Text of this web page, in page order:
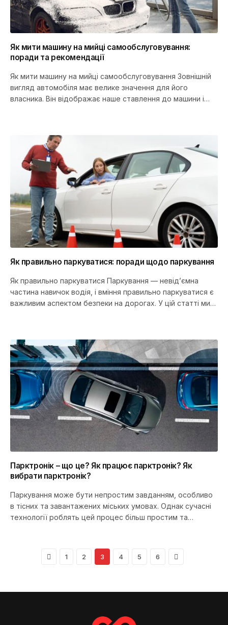
Як мити машину на мийці самообслуговування:
поради та рекомендації
Як мити машину на мийці самообслуговування Зовнішній
вигляд автомобіля має велике значення для його
власника. Він відображає наше ставлення до машини і
Як правильно паркуватися: поради щодо паркування
Як правильно паркуватися Паркування — невід’ємна
частина навичок водія, і вміння правильно паркуватися є
важливим аспектом безпеки на дорогах. У цій статті ми
Парктронік – що це? Як працює парктронік? Як
вибрати парктронік?
Паркування може бути непростим завданням, особливо
в тісних та завантажених міських умовах. Однак сучасні
технології роблять цей процес більш простим та
Previous
1 2 3 4 5 6 Next